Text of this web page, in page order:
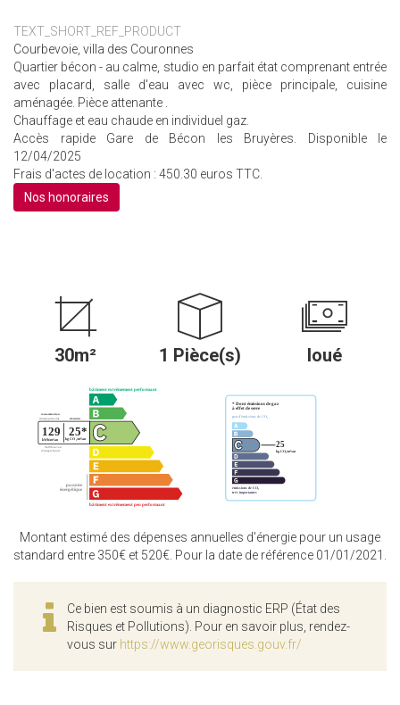
TEXT_SHORT_REF_PRODUCT
Courbevoie, villa des Couronnes
Quartier bécon - au calme, studio en parfait état comprenant entrée
avec placard, salle d'eau avec wc, pièce principale, cuisine
aménagée. Pièce attenante .
Chauffage et eau chaude en individuel gaz.
Accès rapide Gare de Bécon les Bruyères. Disponible le
12/04/2025
Frais d'actes de location : 450.30 euros TTC.
Nos honoraires
30m² 1 Pièce(s) loué
Montant estimé des dépenses annuelles d'énergie pour un usage
standard entre 350€ et 520€. Pour la date de référence 01/01/2021.
Ce bien est soumis à un diagnostic ERP (État des
Risques et Pollutions). Pour en savoir plus, rendez-
vous sur https://www.georisques.gouv.fr/